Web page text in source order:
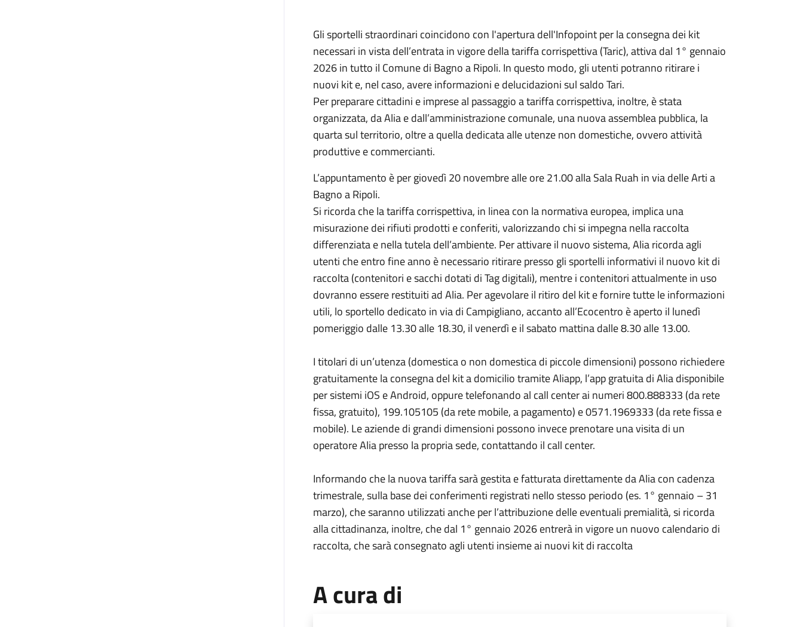
Gli sportelli straordinari coincidono con l'apertura dell'Infopoint per la consegna dei kit
necessari in vista dell’entrata in vigore della tariffa corrispettiva (Taric), attiva dal 1° gennaio
2026 in tutto il Comune di Bagno a Ripoli. In questo modo, gli utenti potranno ritirare i
nuovi kit e, nel caso, avere informazioni e delucidazioni sul saldo Tari.
Per preparare cittadini e imprese al passaggio a tariffa corrispettiva, inoltre, è stata
organizzata, da Alia e dall’amministrazione comunale, una nuova assemblea pubblica, la
quarta sul territorio, oltre a quella dedicata alle utenze non domestiche, ovvero attività
produttive e commercianti.
L’appuntamento è per giovedì 20 novembre alle ore 21.00 alla Sala Ruah in via delle Arti a
Bagno a Ripoli.
Si ricorda che la tariffa corrispettiva, in linea con la normativa europea, implica una
misurazione dei rifiuti prodotti e conferiti, valorizzando chi si impegna nella raccolta
differenziata e nella tutela dell’ambiente. Per attivare il nuovo sistema, Alia ricorda agli
utenti che entro fine anno è necessario ritirare presso gli sportelli informativi il nuovo kit di
raccolta (contenitori e sacchi dotati di Tag digitali), mentre i contenitori attualmente in uso
dovranno essere restituiti ad Alia. Per agevolare il ritiro del kit e fornire tutte le informazioni
utili, lo sportello dedicato in via di Campigliano, accanto all’Ecocentro è aperto il lunedì
pomeriggio dalle 13.30 alle 18.30, il venerdì e il sabato mattina dalle 8.30 alle 13.00.
I titolari di un’utenza (domestica o non domestica di piccole dimensioni) possono richiedere
gratuitamente la consegna del kit a domicilio tramite Aliapp, l’app gratuita di Alia disponibile
per sistemi iOS e Android, oppure telefonando al call center ai numeri 800.888333 (da rete
fissa, gratuito), 199.105105 (da rete mobile, a pagamento) e 0571.1969333 (da rete fissa e
mobile). Le aziende di grandi dimensioni possono invece prenotare una visita di un
operatore Alia presso la propria sede, contattando il call center.
Informando che la nuova tariffa sarà gestita e fatturata direttamente da Alia con cadenza
trimestrale, sulla base dei conferimenti registrati nello stesso periodo (es. 1° gennaio – 31
marzo), che saranno utilizzati anche per l’attribuzione delle eventuali premialità, si ricorda
alla cittadinanza, inoltre, che dal 1° gennaio 2026 entrerà in vigore un nuovo calendario di
raccolta, che sarà consegnato agli utenti insieme ai nuovi kit di raccolta
A cura di